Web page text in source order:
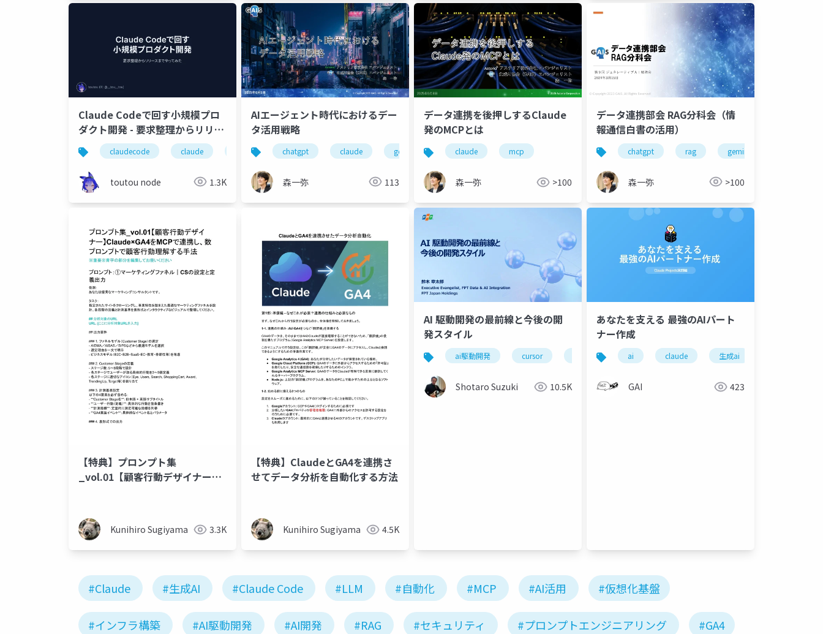
Claude Codeで回す小規模プロ
ダクト開発 - 要求整理からリリー
スまでやってみた
claudecode claude webアプリ
toutou node 1.3K
AIエージェント時代におけるデー
タ活用戦略
chatgpt claude gemini perplexity genspark aiエージェント mcp
森一弥 113
データ連携を後押しするClaude
発のMCPとは
claude mcp
森一弥 >100
データ連携部会 RAG分科会（情
報通信白書の活用）
chatgpt rag gemini
森一弥 >100
【特典】プロンプト集
_vol.01【顧客行動デザイナー】
手法
Kunihiro Sugiyama 3.3K
【特典】ClaudeとGA4を連携さ
せてデータ分析を自動化する方法
Kunihiro Sugiyama 4.5K
AI 駆動開発の最前線と今後の開
発スタイル
ai駆動開発 cursor vs code windsurf github copilot
Shotaro Suzuki 10.5K
あなたを支える 最強のAIパート
ナー作成
ai claude 生成ai
GAI 423
#Claude #生成AI #Claude Code #LLM #自動化 #MCP #AI活用 #仮想化基盤
#インフラ構築 #AI駆動開発 #AI開発 #RAG #セキュリティ #プロンプトエンジニアリング #GA4